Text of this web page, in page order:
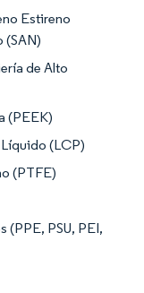
Estireno
(SAN)
de Alto
(PEEK)
(LCP)
(PTFE)
(PPE, PSU, PEI,